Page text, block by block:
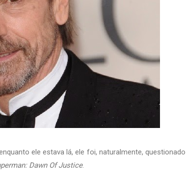
ele estava lá, ele foi, naturalmente, questionado
Dawn Of Justice.